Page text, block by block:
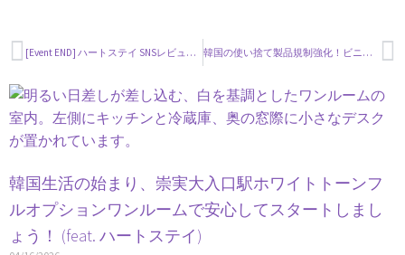
[Event END] ハートステイ SNSレビューイベント！ 韓国の使い捨て製品規制強化！ビニール製レジ袋が全面使用禁止に！
韓国生活の始まり、崇実大入口駅ホワイトトーンフ
ルオプションワンルームで安心してスタートしまし
ょう！ (feat. ハートステイ)